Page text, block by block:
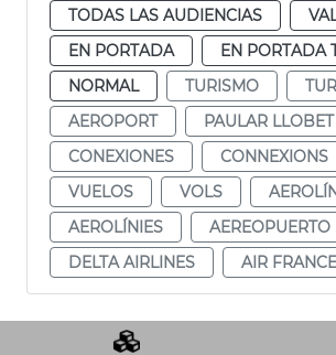
TODAS LAS AUDIENCIAS
EN PORTADA
EN PORTADA
NORMAL
TURISMO
AEROPORT
PAULAR LLOBET
CONEXIONES
CONNEXIONS
VUELOS
VOLS
AEROLÍNIES
AEREOPUERTO
DELTA AIRLINES
AIR FRANCE